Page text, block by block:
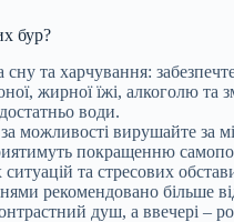
бур?
сну та харчування:
жирної їжі, алкоголю та
води.
за можливості вирушайте
покращенню
та стресових
рекомендовано більше
душ, а ввечері –